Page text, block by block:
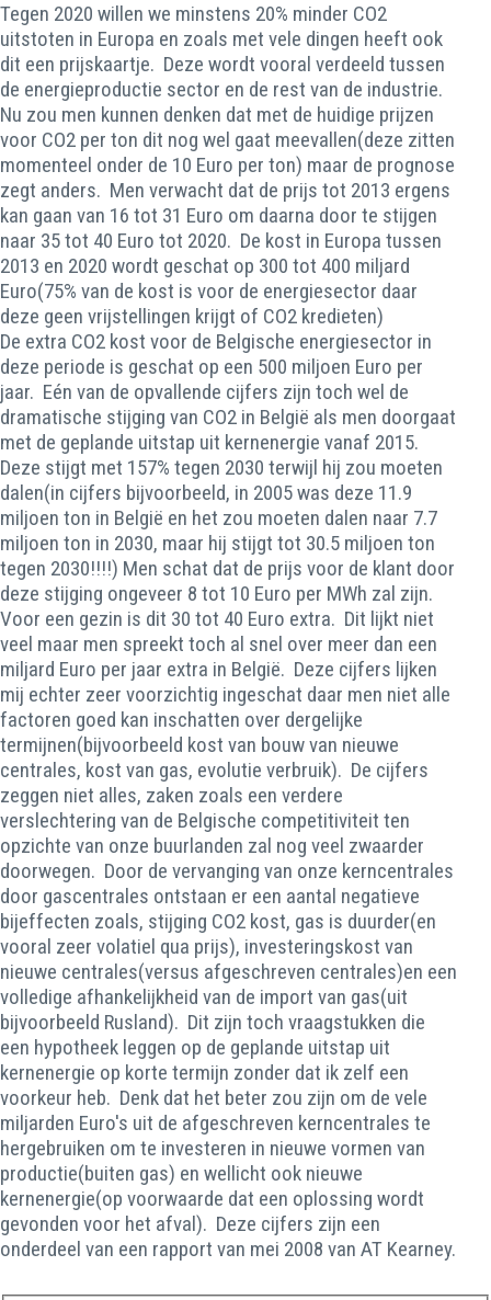
Tegen 2020 willen we minstens 20% minder CO2
uitstoten in Europa en zoals met vele dingen heeft ook
dit een prijskaartje. Deze wordt vooral verdeeld tussen
de energieproductie sector en de rest van de industrie.
Nu zou men kunnen denken dat met de huidige prijzen
voor CO2 per ton dit nog wel gaat meevallen(deze zitten
momenteel onder de 10 Euro per ton) maar de prognose
zegt anders. Men verwacht dat de prijs tot 2013 ergens
kan gaan van 16 tot 31 Euro om daarna door te stijgen
naar 35 tot 40 Euro tot 2020. De kost in Europa tussen
2013 en 2020 wordt geschat op 300 tot 400 miljard
Euro(75% van de kost is voor de energiesector daar
deze geen vrijstellingen krijgt of CO2 kredieten)
De extra CO2 kost voor de Belgische energiesector in
deze periode is geschat op een 500 miljoen Euro per
jaar. Eén van de opvallende cijfers zijn toch wel de
dramatische stijging van CO2 in België als men doorgaat
met de geplande uitstap uit kernenergie vanaf 2015.
Deze stijgt met 157% tegen 2030 terwijl hij zou moeten
dalen(in cijfers bijvoorbeeld, in 2005 was deze 11.9
miljoen ton in België en het zou moeten dalen naar 7.7
miljoen ton in 2030, maar hij stijgt tot 30.5 miljoen ton
tegen 2030!!!!) Men schat dat de prijs voor de klant door
deze stijging ongeveer 8 tot 10 Euro per MWh zal zijn.
Voor een gezin is dit 30 tot 40 Euro extra. Dit lijkt niet
veel maar men spreekt toch al snel over meer dan een
miljard Euro per jaar extra in België. Deze cijfers lijken
mij echter zeer voorzichtig ingeschat daar men niet alle
factoren goed kan inschatten over dergelijke
termijnen(bijvoorbeeld kost van bouw van nieuwe
centrales, kost van gas, evolutie verbruik). De cijfers
zeggen niet alles, zaken zoals een verdere
verslechtering van de Belgische competitiviteit ten
opzichte van onze buurlanden zal nog veel zwaarder
doorwegen. Door de vervanging van onze kerncentrales
door gascentrales ontstaan er een aantal negatieve
bijeffecten zoals, stijging CO2 kost, gas is duurder(en
vooral zeer volatiel qua prijs), investeringskost van
nieuwe centrales(versus afgeschreven centrales)en een
volledige afhankelijkheid van de import van gas(uit
bijvoorbeeld Rusland). Dit zijn toch vraagstukken die
een hypotheek leggen op de geplande uitstap uit
kernenergie op korte termijn zonder dat ik zelf een
voorkeur heb. Denk dat het beter zou zijn om de vele
miljarden Euro's uit de afgeschreven kerncentrales te
hergebruiken om te investeren in nieuwe vormen van
productie(buiten gas) en wellicht ook nieuwe
kernenergie(op voorwaarde dat een oplossing wordt
gevonden voor het afval). Deze cijfers zijn een
onderdeel van een rapport van mei 2008 van AT Kearney.